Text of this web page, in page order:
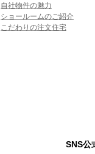
自社物件の魅力
ショールームのご紹介
こだわりの注文住宅
SNS公